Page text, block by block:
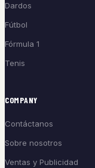
Dardos
Fútbol
Fórmula 1
Tenis
COMPANY
Contáctanos
Sobre nosotros
Ventas y Publicidad